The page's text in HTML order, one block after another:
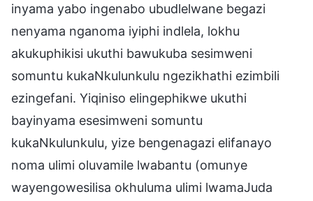
inyama yabo ingenabo ubudlelwane begazi
nenyama nganoma iyiphi indlela, lokhu
akukuphikisi ukuthi bawukuba sesimweni
somuntu kukaNkulunkulu ngezikhathi ezimbili
ezingefani. Yiqiniso elingephikwe ukuthi
bayinyama esesimweni somuntu
kukaNkulunkulu, yize bengenagazi elifanayo
noma ulimi oluvamile lwabantu (omunye
wayengowesilisa okhuluma ulimi lwamaJuda